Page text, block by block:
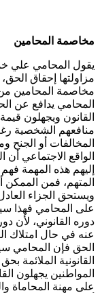
مخاصمة المحامين
يقول المحامي علي
مزاولتها إحقاق
مخاصمة المحامين
المحامي يدافع عن
القانون ويجهلون
منافعهم الشخصية
المخالفات أو الجنح
الواقع الاجتماعي
إليهم هذه المهمة
المتهم، فمن
ويستحق الجزاء
على المحامي فهذا
دوره القانوني، لأن
عنه في حال امتلاك
الحق فإن المحامي
القانونية الملائمة
المواطنين يجهلون
على مهنة المحاماة